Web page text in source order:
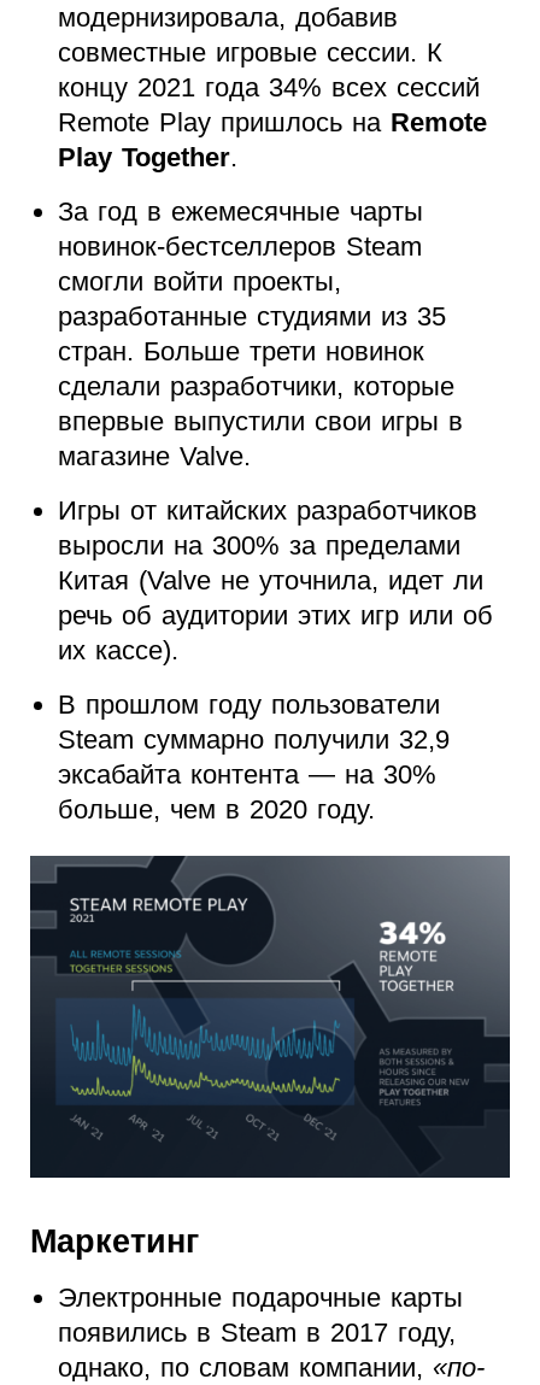
модернизировала, добавив
совместные игровые сессии. К
концу 2021 года 34% всех сессий
Remote Play пришлось на Remote
Play Together.
За год в ежемесячные чарты
новинок-бестселлеров Steam
смогли войти проекты,
разработанные студиями из 35
стран. Больше трети новинок
сделали разработчики, которые
впервые выпустили свои игры в
магазине Valve.
Игры от китайских разработчиков
выросли на 300% за пределами
Китая (Valve не уточнила, идет ли
речь об аудитории этих игр или об
их кассе).
В прошлом году пользователи
Steam суммарно получили 32,9
эксабайта контента — на 30%
больше, чем в 2020 году.
Маркетинг
Электронные подарочные карты
появились в Steam в 2017 году,
однако, по словам компании, «по-